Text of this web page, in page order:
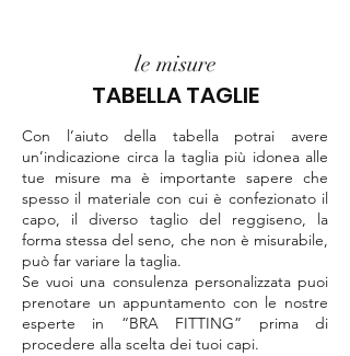
le misure
TABELLA TAGLIE
Con l’aiuto della tabella potrai avere
un’indicazione circa la taglia più idonea alle
tue misure ma è importante sapere che
spesso il materiale con cui è confezionato il
capo, il diverso taglio del reggiseno, la
forma stessa del seno, che non è misurabile,
può far variare la taglia.
Se vuoi una consulenza personalizzata puoi
prenotare un appuntamento con le nostre
esperte in “BRA FITTING” prima di
procedere alla scelta dei tuoi capi.